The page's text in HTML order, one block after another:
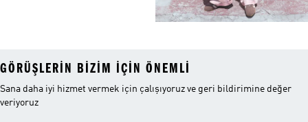
GÖRÜŞLERIN BIZIM IÇIN ÖNEMLI
Sana daha iyi hizmet vermek için çalışıyoruz ve geri bildirimine değer
veriyoruz